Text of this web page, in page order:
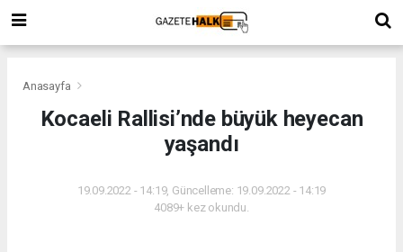
Anasayfa
Kocaeli Rallisi’nde büyük heyecan
yaşandı
19.09.2022 - 14:19, Güncelleme: 19.09.2022 - 14:19
4089+ kez okundu.